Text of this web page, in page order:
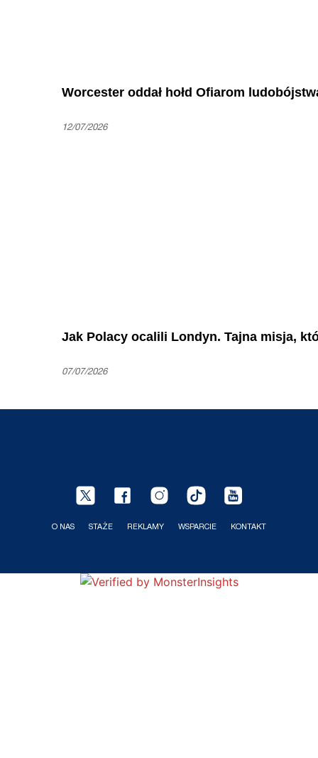
Worcester oddał hołd Ofiarom
12/07/2026
Jak Polacy ocalili Londyn. Tajna misja,
07/07/2026
O NAS STAŻE REKLAMY WSPARCIE KONTAKT